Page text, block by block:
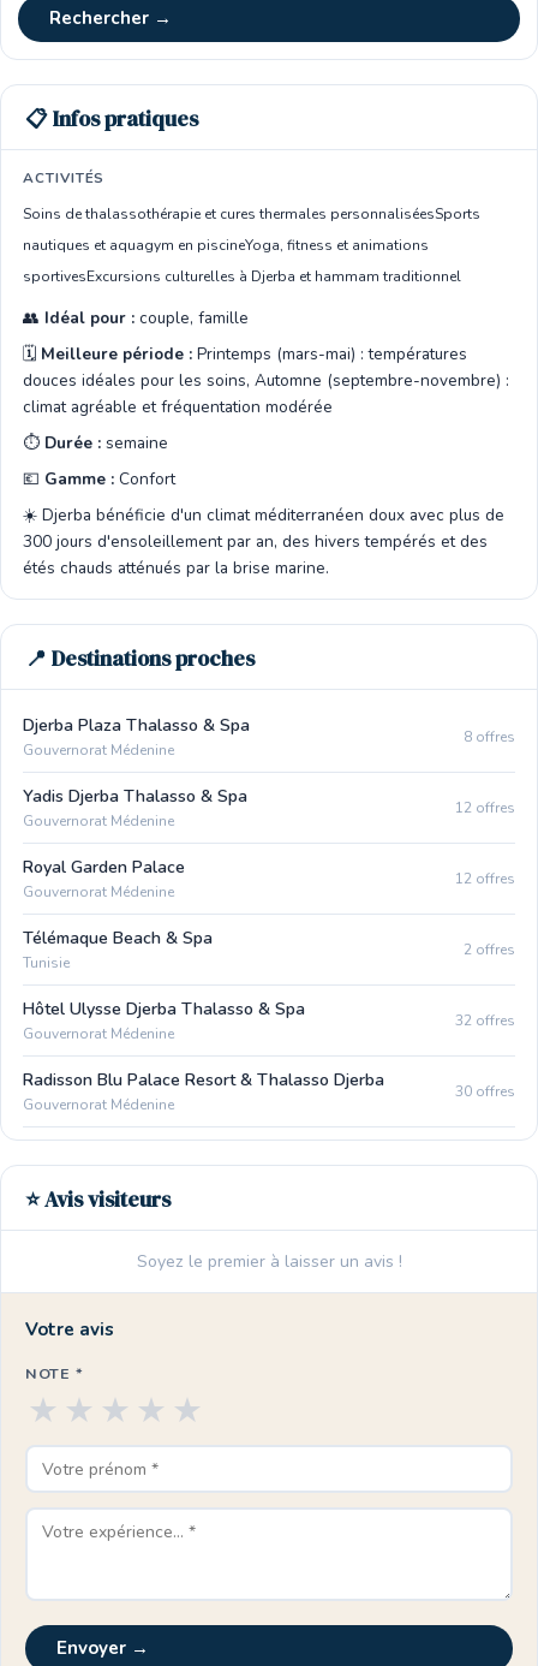
Rechercher →
📋 Infos pratiques
ACTIVITÉS
Soins de thalassothérapie et cures thermales personnaliséesSports
nautiques et aquagym en piscineYoga, fitness et animations
sportivesExcursions culturelles à Djerba et hammam traditionnel
👥 Idéal pour : couple, famille
🗓️ Meilleure période : Printemps (mars-mai) : températures
douces idéales pour les soins, Automne (septembre-novembre) :
climat agréable et fréquentation modérée
⏱️ Durée : semaine
💶 Gamme : Confort
☀️ Djerba bénéficie d'un climat méditerranéen doux avec plus de
300 jours d'ensoleillement par an, des hivers tempérés et des
étés chauds atténués par la brise marine.
📍 Destinations proches
Djerba Plaza Thalasso & Spa
Gouvernorat Médenine
8 offres
Yadis Djerba Thalasso & Spa
Gouvernorat Médenine
12 offres
Royal Garden Palace
Gouvernorat Médenine
12 offres
Télémaque Beach & Spa
Tunisie
2 offres
Hôtel Ulysse Djerba Thalasso & Spa
Gouvernorat Médenine
32 offres
Radisson Blu Palace Resort & Thalasso Djerba
Gouvernorat Médenine
30 offres
⭐ Avis visiteurs
Soyez le premier à laisser un avis !
Votre avis
NOTE *
★
★
★
★
★
Envoyer →